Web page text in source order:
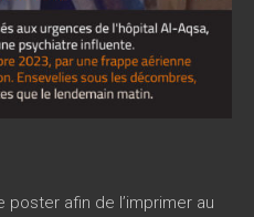
afin de l’imprimer au